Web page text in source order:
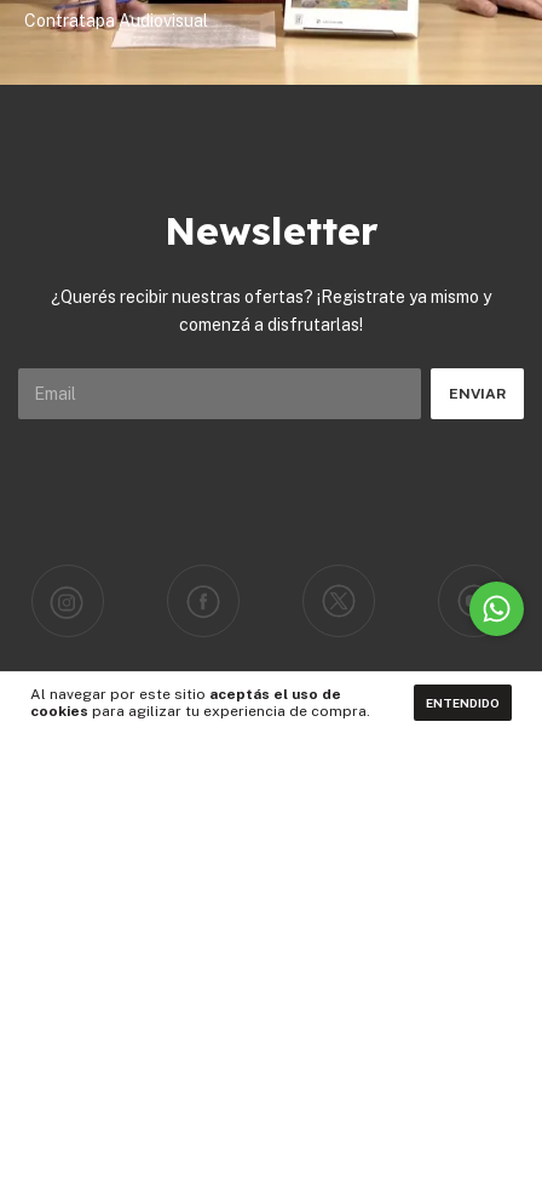
Al navegar por este sitio aceptás el uso de
cookies para agilizar tu experiencia de compra. ENTENDIDO
Contratapa Audiovisual
Newsletter
¿Querés recibir nuestras ofertas? ¡Registrate ya mismo y
comenzá a disfrutarlas!